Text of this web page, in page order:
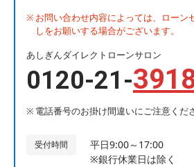
お問い合わせ内容によっては、ローン
しをお願いする場合がございます。
あしぎんダイレクトローンサロン
0120-21-
電話番号のお掛け間違いにご注意くだ
受付時間
平日9:00～17:00
※銀行休業日は除く